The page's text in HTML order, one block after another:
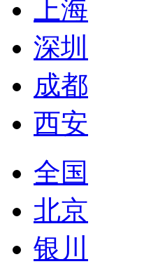
上海
深圳
成都
西安
全国
北京
银川